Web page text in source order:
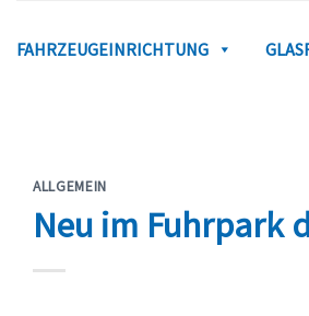
FAHRZEUGEINRICHTUNG
ALLGEMEIN
Neu im Fuhrpark